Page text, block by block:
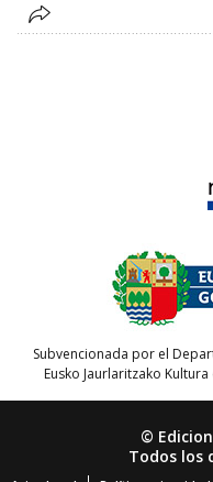
Subvencionada por el
Eusko Jaurlaritzako
©
Todos los